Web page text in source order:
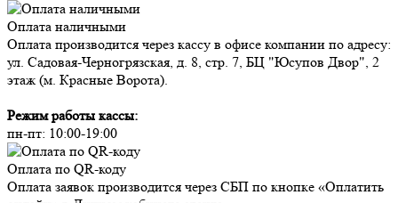
Оплата наличными
Оплата производится через кассу в офисе компании по адресу:
ул. Садовая-Черногрязская, д. 8, стр. 7, БЦ "Юсупов Двор", 2
этаж (м. Красные Ворота).
Режим работы кассы:
пн-пт: 10:00-19:00
Оплата по QR-коду
Оплата заявок производится через СБП по кнопке «Оплатить